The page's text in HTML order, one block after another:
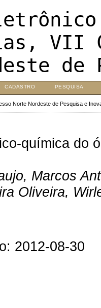
VII
de
CADASTRO PESQUISA
Norte Nordeste de Pesquisa e
química do
Marcos
Oliveira,
2012-08-30